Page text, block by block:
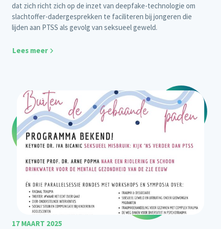
dat zich richt zich op de inzet van deepfake-technologie om
slachtoffer-dadergesprekken te faciliteren bij jongeren die
lijden aan PTSS als gevolg van seksueel geweld.
Lees meer
17 MAART 2025